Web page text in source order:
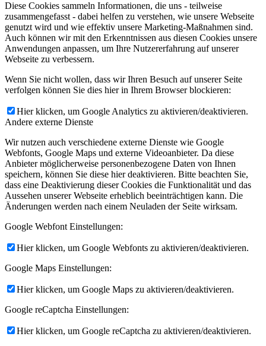
Diese Cookies sammeln Informationen, die uns - teilweise
zusammengefasst - dabei helfen zu verstehen, wie unsere Webseite
genutzt wird und wie effektiv unsere Marketing-Maßnahmen sind.
Auch können wir mit den Erkenntnissen aus diesen Cookies unsere
Anwendungen anpassen, um Ihre Nutzererfahrung auf unserer
Webseite zu verbessern.
Wenn Sie nicht wollen, dass wir Ihren Besuch auf unserer Seite
verfolgen können Sie dies hier in Ihrem Browser blockieren:
Hier klicken, um Google Analytics zu aktivieren/deaktivieren.
Andere externe Dienste
Wir nutzen auch verschiedene externe Dienste wie Google
Webfonts, Google Maps und externe Videoanbieter. Da diese
Anbieter möglicherweise personenbezogene Daten von Ihnen
speichern, können Sie diese hier deaktivieren. Bitte beachten Sie,
dass eine Deaktivierung dieser Cookies die Funktionalität und das
Aussehen unserer Webseite erheblich beeinträchtigen kann. Die
Änderungen werden nach einem Neuladen der Seite wirksam.
Google Webfont Einstellungen:
Hier klicken, um Google Webfonts zu aktivieren/deaktivieren.
Google Maps Einstellungen:
Hier klicken, um Google Maps zu aktivieren/deaktivieren.
Google reCaptcha Einstellungen:
Hier klicken, um Google reCaptcha zu aktivieren/deaktivieren.